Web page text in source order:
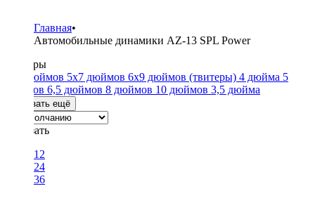
Главная•
Автомобильные динамики AZ-13 SPL Power
Размеры
4x6 дюймов 5x7 дюймов 6x9 дюймов (твитеры) 4 дюйма 5
дюймов 6,5 дюймов 8 дюймов 10 дюймов 3,5 дюйма
Показать ещё
Показать
12
24
36